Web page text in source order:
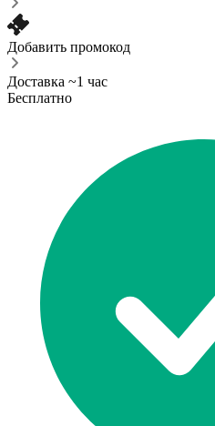
Добавить промокод
Доставка ~1 час
Бесплатно